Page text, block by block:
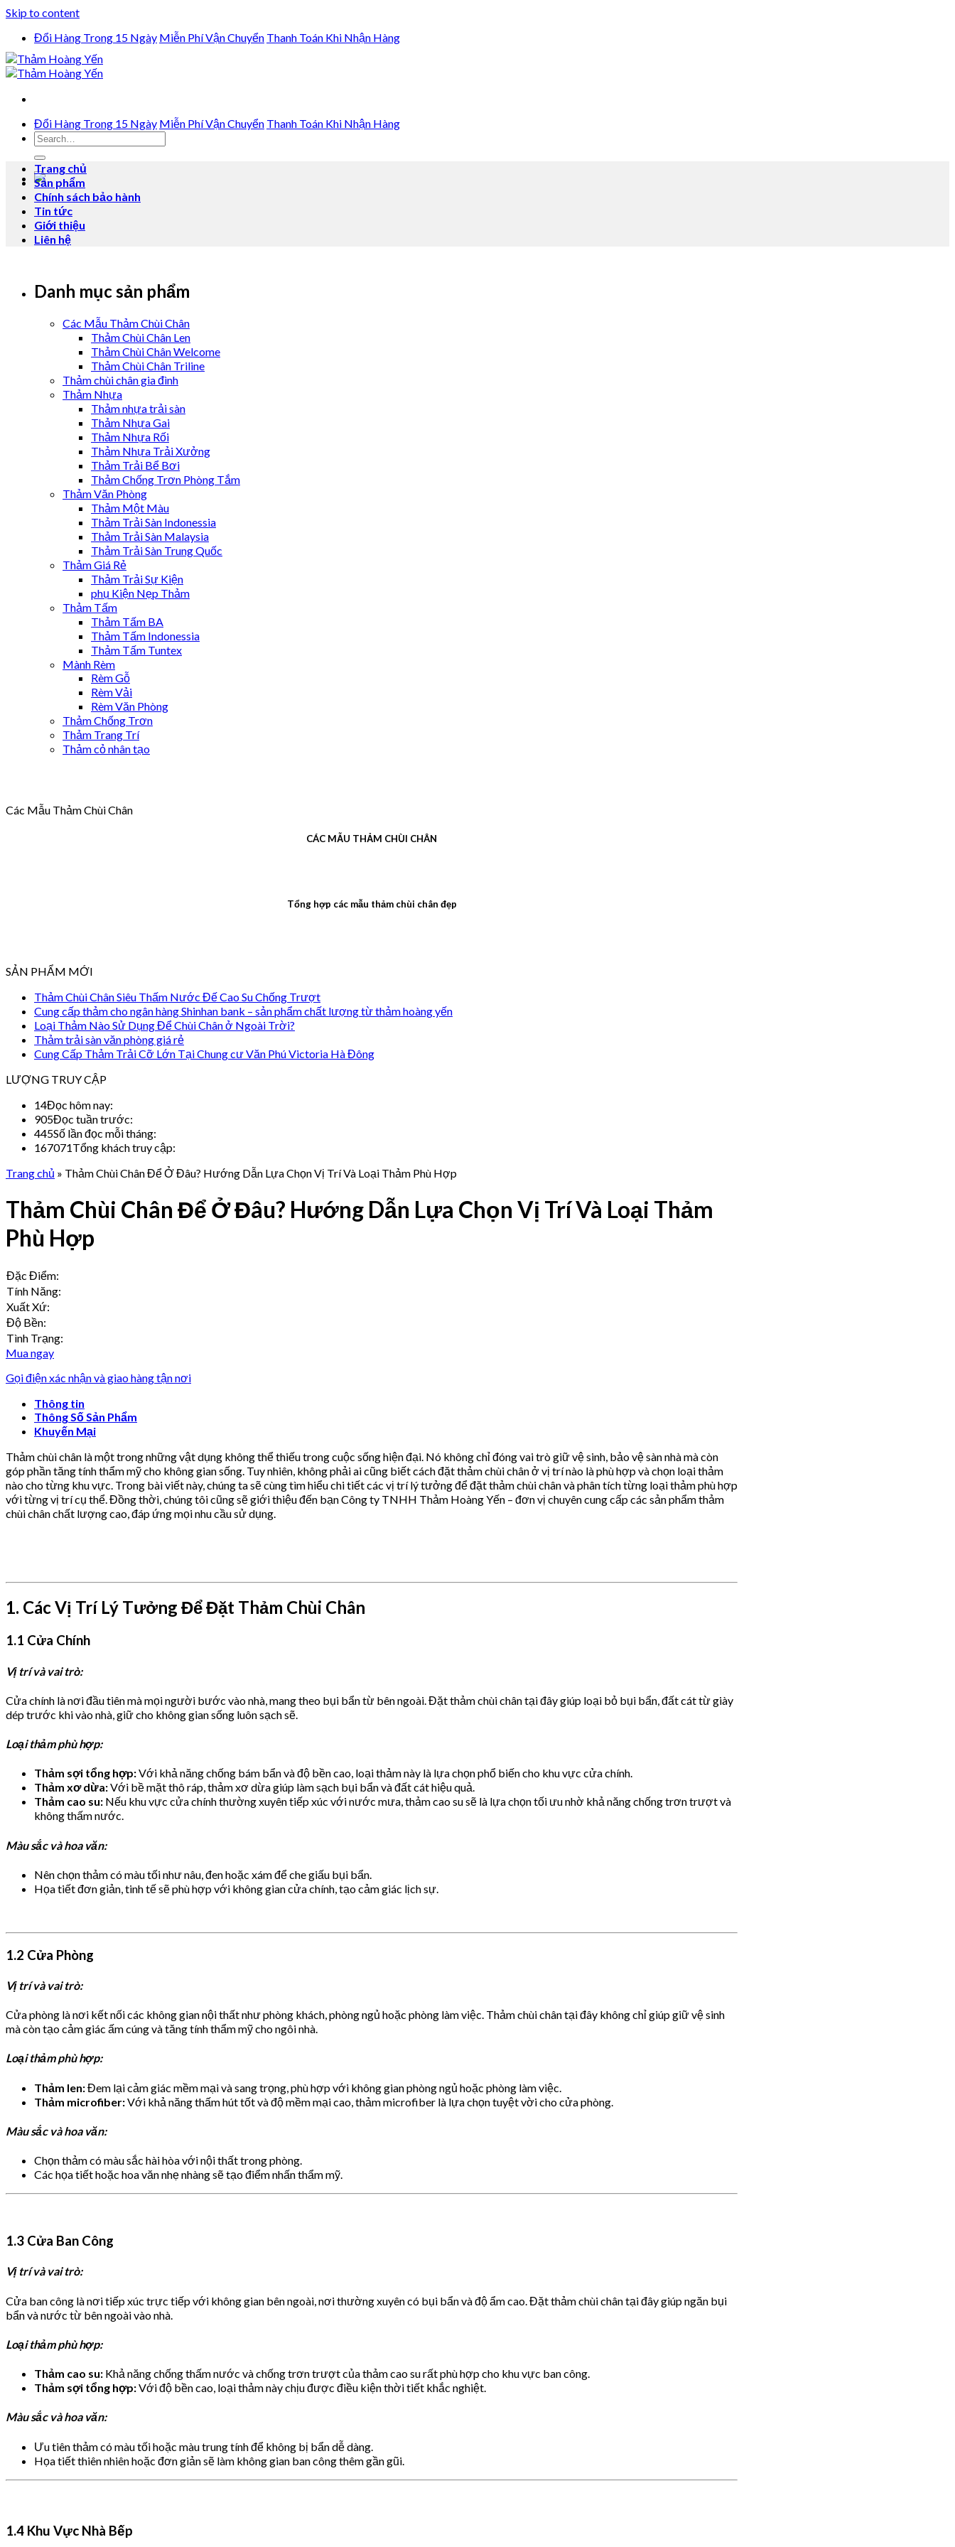
Skip to content
Đổi Hàng Trong 15 Ngày Miễn Phí Vận Chuyển Thanh Toán Khi Nhận Hàng
Đổi Hàng Trong 15 Ngày Miễn Phí Vận Chuyển Thanh Toán Khi Nhận Hàng
Trang chủ
Sản phẩm
Chính sách bảo hành
Tin tức
Giới thiệu
Liên hệ
Danh mục sản phẩm
Các Mẫu Thảm Chùi Chân
Thảm Chùi Chân Len
Thảm Chùi Chân Welcome
Thảm Chùi Chân Triline
Thảm chùi chân gia đình
Thảm Nhựa
Thảm nhựa trải sàn
Thảm Nhựa Gai
Thảm Nhựa Rối
Thảm Nhựa Trải Xưởng
Thảm Trải Bể Bơi
Thảm Chống Trơn Phòng Tắm
Thảm Văn Phòng
Thảm Một Màu
Thảm Trải Sàn Indonessia
Thảm Trải Sàn Malaysia
Thảm Trải Sàn Trung Quốc
Thảm Giá Rẻ
Thảm Trải Sự Kiện
phụ Kiện Nẹp Thảm
Thảm Tấm
Thảm Tấm BA
Thảm Tấm Indonessia
Thảm Tấm Tuntex
Mành Rèm
Rèm Gỗ
Rèm Vải
Rèm Văn Phòng
Thảm Chống Trơn
Thảm Trang Trí
Thảm cỏ nhân tạo
Các Mẫu Thảm Chùi Chân
CÁC MẪU THẢM CHÙI CHÂN
Tổng hợp các mẫu thảm chùi chân đẹp
SẢN PHẨM MỚI
Thảm Chùi Chân Siêu Thấm Nước Đế Cao Su Chống Trượt
Cung cấp thảm cho ngân hàng Shinhan bank – sản phẩm chất lượng từ thảm hoàng yến
Loại Thảm Nào Sử Dụng Để Chùi Chân ở Ngoài Trời?
Thảm trải sàn văn phòng giá rẻ
Cung Cấp Thảm Trải Cỡ Lớn Tại Chung cư Văn Phú Victoria Hà Đông
LƯỢNG TRUY CẬP
14Đọc hôm nay:
905Đọc tuần trước:
445Số lần đọc mỗi tháng:
167071Tổng khách truy cập:
Trang chủ » Thảm Chùi Chân Để Ở Đâu? Hướng Dẫn Lựa Chọn Vị Trí Và Loại Thảm Phù Hợp
Thảm Chùi Chân Để Ở Đâu? Hướng Dẫn Lựa Chọn Vị Trí Và Loại Thảm
Phù Hợp
Đặc Điểm:
Tính Năng:
Xuất Xứ:
Độ Bền:
Tình Trạng:
Mua ngay
Gọi điện xác nhận và giao hàng tận nơi
Thông tin
Thông Số Sản Phẩm
Khuyến Mại
Thảm chùi chân là một trong những vật dụng không thể thiếu trong cuộc sống hiện đại. Nó không chỉ đóng vai trò giữ vệ sinh, bảo vệ sàn nhà mà còn
góp phần tăng tính thẩm mỹ cho không gian sống. Tuy nhiên, không phải ai cũng biết cách đặt thảm chùi chân ở vị trí nào là phù hợp và chọn loại thảm
nào cho từng khu vực. Trong bài viết này, chúng ta sẽ cùng tìm hiểu chi tiết các vị trí lý tưởng để đặt thảm chùi chân và phân tích từng loại thảm phù hợp
với từng vị trí cụ thể. Đồng thời, chúng tôi cũng sẽ giới thiệu đến bạn Công ty TNHH Thảm Hoàng Yến – đơn vị chuyên cung cấp các sản phẩm thảm
chùi chân chất lượng cao, đáp ứng mọi nhu cầu sử dụng.
1. Các Vị Trí Lý Tưởng Để Đặt Thảm Chùi Chân
1.1 Cửa Chính
Vị trí và vai trò:
Cửa chính là nơi đầu tiên mà mọi người bước vào nhà, mang theo bụi bẩn từ bên ngoài. Đặt thảm chùi chân tại đây giúp loại bỏ bụi bẩn, đất cát từ giày
dép trước khi vào nhà, giữ cho không gian sống luôn sạch sẽ.
Loại thảm phù hợp:
Thảm sợi tổng hợp:Với khả năng chống bám bẩn và độ bền cao, loại thảm này là lựa chọn phổ biến cho khu vực cửa chính.
Thảm xơ dừa:Với bề mặt thô ráp, thảm xơ dừa giúp làm sạch bụi bẩn và đất cát hiệu quả.
Thảm cao su: Nếu khu vực cửa chính thường xuyên tiếp xúc với nước mưa, thảm cao su sẽ là lựa chọn tối ưu nhờ khả năng chống trơn trượt và
không thấm nước.
Màu sắc và hoa văn:
Nên chọn thảm có màu tối như nâu, đen hoặc xám để che giấu bụi bẩn.
Họa tiết đơn giản, tinh tế sẽ phù hợp với không gian cửa chính, tạo cảm giác lịch sự.
1.2 Cửa Phòng
Vị trí và vai trò:
Cửa phòng là nơi kết nối các không gian nội thất như phòng khách, phòng ngủ hoặc phòng làm việc. Thảm chùi chân tại đây không chỉ giúp giữ vệ sinh
mà còn tạo cảm giác ấm cúng và tăng tính thẩm mỹ cho ngôi nhà.
Loại thảm phù hợp:
Thảm len:Đem lại cảm giác mềm mại và sang trọng, phù hợp với không gian phòng ngủ hoặc phòng làm việc.
Thảm microfiber:Với khả năng thấm hút tốt và độ mềm mại cao, thảm microfiber là lựa chọn tuyệt vời cho cửa phòng.
Màu sắc và hoa văn:
Chọn thảm có màu sắc hài hòa với nội thất trong phòng.
Các họa tiết hoặc hoa văn nhẹ nhàng sẽ tạo điểm nhấn thẩm mỹ.
1.3 Cửa Ban Công
Vị trí và vai trò:
Cửa ban công là nơi tiếp xúc trực tiếp với không gian bên ngoài, nơi thường xuyên có bụi bẩn và độ ẩm cao. Đặt thảm chùi chân tại đây giúp ngăn bụi
bẩn và nước từ bên ngoài vào nhà.
Loại thảm phù hợp:
Thảm cao su: Khả năng chống thấm nước và chống trơn trượt của thảm cao su rất phù hợp cho khu vực ban công.
Thảm sợi tổng hợp:Với độ bền cao, loại thảm này chịu được điều kiện thời tiết khắc nghiệt.
Màu sắc và hoa văn:
Ưu tiên thảm có màu tối hoặc màu trung tính để không bị bẩn dễ dàng.
Họa tiết thiên nhiên hoặc đơn giản sẽ làm không gian ban công thêm gần gũi.
1.4 Khu Vực Nhà Bếp